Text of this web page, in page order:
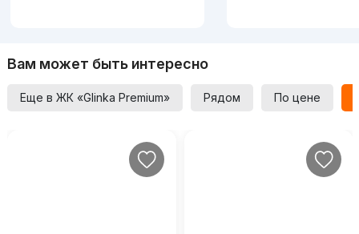
Вам может быть интересно
Еще в ЖК «Glinka Premium» Рядом По цене